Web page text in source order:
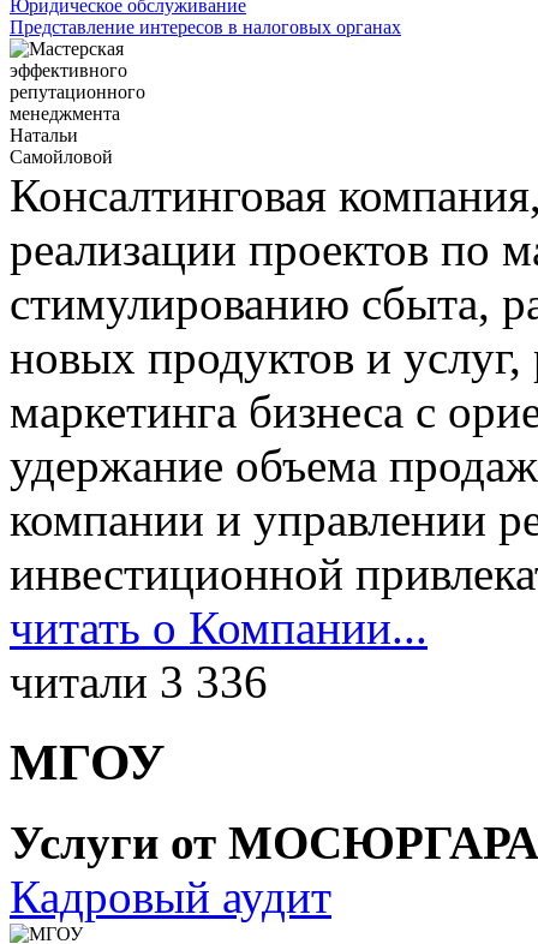
Юридическое обслуживание
Представление интересов в налоговых органах
Консалтинговая
реализации проектов по
стимулированию сбыта,
новых продуктов и услуг,
маркетинга бизнеса с
удержание объема
компании и управлении
инвестиционной
читать о Компании...
читали 3 336
МГОУ
Услуги от
Кадровый аудит